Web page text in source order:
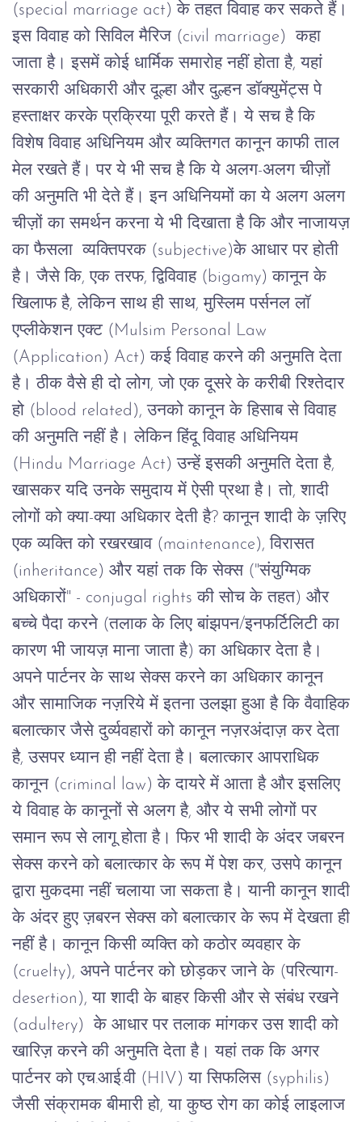
(special marriage act)के तहत विवाह कर सकते हैं।
इस विवाह को सिविल मैरिज (civil marriage)कहा
जाता है। इसमें कोई धार्मिक समारोह नहीं होता है,यहां
सरकारी अधिकारी और दूल्हा और दुल्हन डॉक्युमेंट्स पे
हस्ताक्षर करके प्रक्रिया पूरी करते हैं। ये सच हैकि
विशेष विवाह अधिनियम और व्यक्तिगत कानून काफी ताल
मेल रखते हैं। पर ये भी सच है कि ये अलग-अलग चीज़ों
की अनुमति भी देते हैं। इन अधिनियमों का ये अलग अलग
चीज़ों का समर्थन करना ये भी दिखाता है कि और नाजायज़
का फैसला व्यक्तिपरक (subjective)के आधार पर होती
है। जैसे कि,एक तरफ,द्विविवाह(bigamy)कानून के
खिलाफ है,लेकिन साथ ही साथ,मुस्लिम पर्सनल लॉ
एप्लीकेशन एक्ट (Mulsim Personal Law
(Application) Act)कई विवाह करने की अनुमति देता
है। ठीक वैसे ही दो लोग,जो एक दूसरे के करीबी रिश्तेदार
हो (blood related),उनको कानून के हिसाब से विवाह
की अनुमति नहीं है। लेकिन हिंदू विवाह अधिनियम
(Hindu Marriage Act)उन्हें इसकी अनुमति देता है,
खासकर यदि उनके समुदाय में ऐसी प्रथा है। तो,शादी
लोगों को क्या-क्या अधिकार देती है?कानून शादी के ज़रिए
एक व्यक्ति को रखरखाव(maintenance),विरासत
(inheritance) और यहां तक कि सेक्स("संयुग्मिक
अधिकारों" - conjugal rightsकी सोच के तहत) और
बच्चे पैदा करने (तलाक के लिए बांझपन/इनफर्टिलिटी का
कारण भी जायज़ माना जाता है)का अधिकार देता है।
अपने पार्टनर के साथ सेक्स करने का अधिकार कानून
और सामाजिक नज़रिये में इतना उलझा हुआ है कि वैवाहिक
बलात्कार जैसे दुर्व्यवहारों को कानून नज़रअंदाज़ कर देता
है,उसपर ध्यान ही नहीं देता है। बलात्कार आपराधिक
कानून (criminal law)के दायरे में आता है और इसलिए
ये विवाह के कानूनों से अलग है, और ये सभी लोगों पर
समान रूप से लागू होता है। फिर भी शादी के अंदर जबरन
सेक्स करने को बलात्कार के रूप में पेश कर,उसपे कानून
द्वारा मुकदमा नहीं चलाया जा सकता है। यानी कानून शादी
के अंदर हुए ज़बरन सेक्स को बलात्कार के रूप में देखता ही
नहीं है। कानून किसी व्यक्ति को कठोर व्यवहार के
(cruelty), अपने पार्टनर को छोड़कर जाने के (परित्याग-
desertion),या शादी के बाहर किसी और से संबंध रखने
(adultery)के आधार पर तलाक मांगकर उस शादी को
खारिज़ करने की अनुमति देता है। यहां तक कि अगर
पार्टनर को एच.आई.वी (HIV)या सिफलिस(syphilis)
जैसी संक्रामक बीमारी हो,या कुष्ठ रोग का कोई लाइलाज